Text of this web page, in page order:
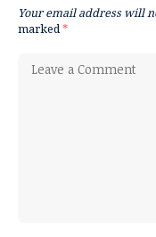
Your email address will
marked*